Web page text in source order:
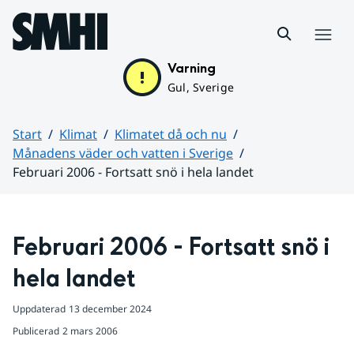
Hoppa till sidans innehåll
Varning
Gul, Sverige
Start Klimat
Klimatet då och nu
Månadens väder och vatten i Sverige
Februari 2006 - Fortsatt snö i hela landet
Februari 2006 - Fortsatt snö i
hela landet
Uppdaterad 13 december 2024
Publicerad 2 mars 2006